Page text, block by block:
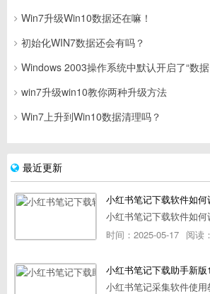
Win7升级Win10数据还在嘛！
初始化WIN7数据还会有吗？
Windows 2003操作系统中默认开启了“数据
win7升级win10教你两种升级方法
Win7上升到Win10数据清理吗？
最近更新
小红书笔记下载软件如
小红书笔记下载软件如
时间：2025-05-17 阅读
小红书笔记采集软件使用